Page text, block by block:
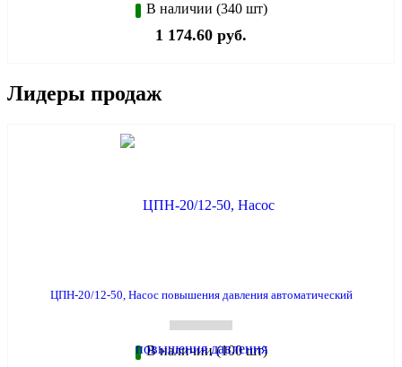
В наличии (340 шт)
1 174.60 руб.
Лидеры продаж
ЦПН-20/12-50, Насос повышения давления автоматический
В наличии (100 шт)